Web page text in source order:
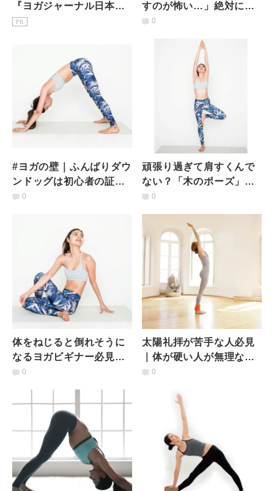
『ヨガジャーナル日本
版』予約購読のご案内
PR
すのが怖い…」絶対に倒
れない力をつける方法と
0
#ヨガの壁｜ふんばりダウ
ンドッグは初心者の証…
脱出するためのポイント
0
頑張り過ぎて肩すくんで
ない？「木のポーズ」の
必死感を取り払う方法
0
体をねじると倒れそうに
なるヨガビギナー必見｜
正しい体軸の見つけ方
0
太陽礼拝が苦手な人必見
｜体が硬い人が無理なく
効果的に体を動かす８つ
0